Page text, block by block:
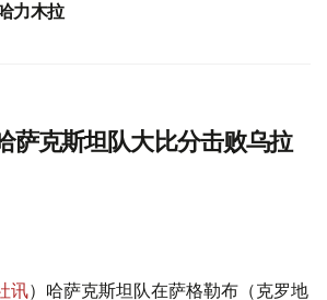
力木拉
萨克斯坦队大比分击败乌拉
讯）哈萨克斯坦队在萨格勒布（克罗地